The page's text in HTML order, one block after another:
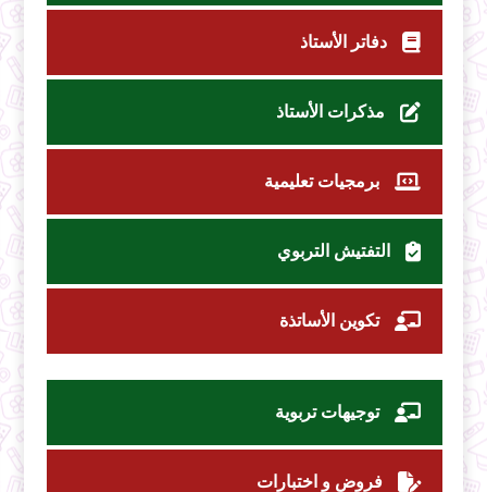
دفاتر الأستاذ
مذكرات الأستاذ
برمجيات تعليمية
التفتيش التربوي
تكوين الأساتذة
توجيهات تربوية
فروض و اختبارات